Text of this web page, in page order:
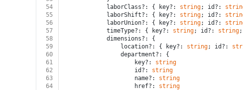
54
			laborClass?: { key?:
string; id?:
55
			laborShift?: { key?:
string; id?:
56
			laborUnion?: { key?:
string; id?:
57
			timeType?: { key?:
string; id?: string;
58
			dimensions?: {
59
				location?: { key?:
string; id?:
60
				department?: {
61
					key?:
string
62
					id?:
string
63
					name?:
string
64
					href?:
string